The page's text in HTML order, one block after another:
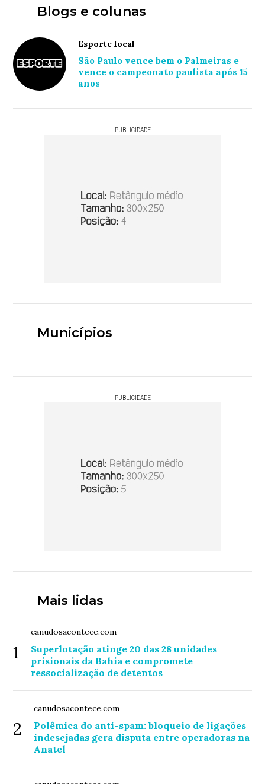
Blogs e colunas
Esporte local
São Paulo vence bem o Palmeiras e
vence o campeonato paulista após 15
anos
PUBLICIDADE
Municípios
PUBLICIDADE
Mais lidas
1
canudosacontece.com
Superlotação atinge 20 das 28 unidades
prisionais da Bahia e compromete
ressocialização de detentos
2
canudosacontece.com
Polêmica do anti-spam: bloqueio de ligações
indesejadas gera disputa entre operadoras na
Anatel